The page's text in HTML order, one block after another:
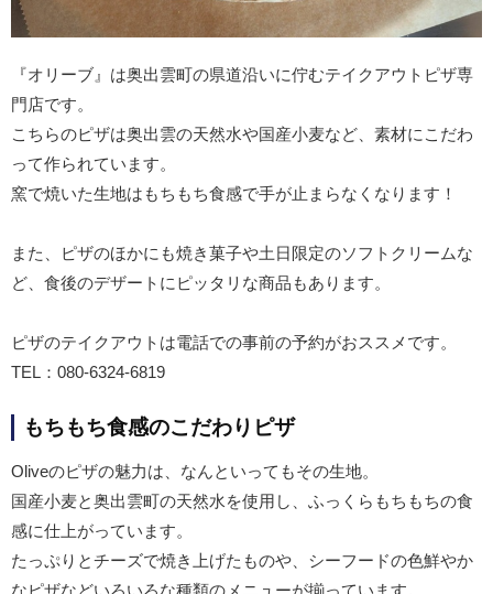
『オリーブ』は奥出雲町の県道沿いに佇むテイクアウトピザ専
門店です。
こちらのピザは奥出雲の天然水や国産小麦など、素材にこだわ
って作られています。
窯で焼いた生地はもちもち食感で手が止まらなくなります！
また、ピザのほかにも焼き菓子や土日限定のソフトクリームな
ど、食後のデザートにピッタリな商品もあります。
ピザのテイクアウトは電話での事前の予約がおススメです。
TEL：080-6324-6819
もちもち食感のこだわりピザ
Oliveのピザの魅力は、なんといってもその生地。
国産小麦と奥出雲町の天然水を使用し、ふっくらもちもちの食
感に仕上がっています。
たっぷりとチーズで焼き上げたものや、シーフードの色鮮やか
なピザなどいろいろな種類のメニューが揃っています。